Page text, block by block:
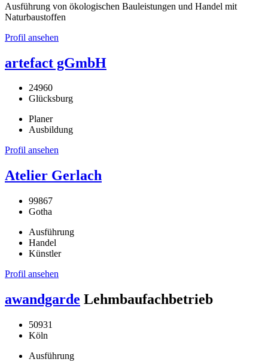
Ausführung von ökologischen Bauleistungen und Handel mit
Naturbaustoffen
Profil ansehen
artefact gGmbH
24960
Glücksburg
Planer
Ausbildung
Profil ansehen
Atelier Gerlach
99867
Gotha
Ausführung
Handel
Künstler
Profil ansehen
awandgarde Lehmbaufachbetrieb
50931
Köln
Ausführung